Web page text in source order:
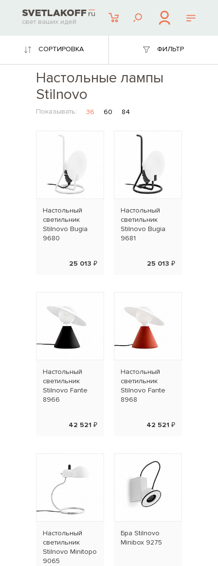
свет ваших идей
СОРТИРОВКА ФИЛЬТР
Настольные лампы
Stilnovo
Показывать: 36 60 84
Наcтольный
светильник
Stilnovo Bugia
9680
25 013 ₽
Наcтольный
светильник
Stilnovo Bugia
9681
25 013 ₽
Наcтольный
светильник
Stilnovo Fante
8966
42 521 ₽
Наcтольный
светильник
Stilnovo Fante
8968
42 521 ₽
Наcтольный
светильник
Stilnovo Minitopo
9065
Бра Stilnovo
Minibox 9275